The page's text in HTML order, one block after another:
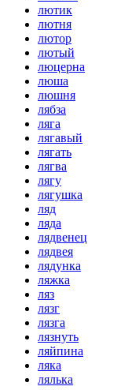
лютик
лютня
лютор
лютый
люцерна
люша
люшня
лябза
ляга
лягавый
лягать
лягва
лягу
лягушка
ляд
ляда
лядвенец
лядвея
лядунка
ляжка
ляз
лязг
лязга
лязнуть
ляйпина
ляка
лялька